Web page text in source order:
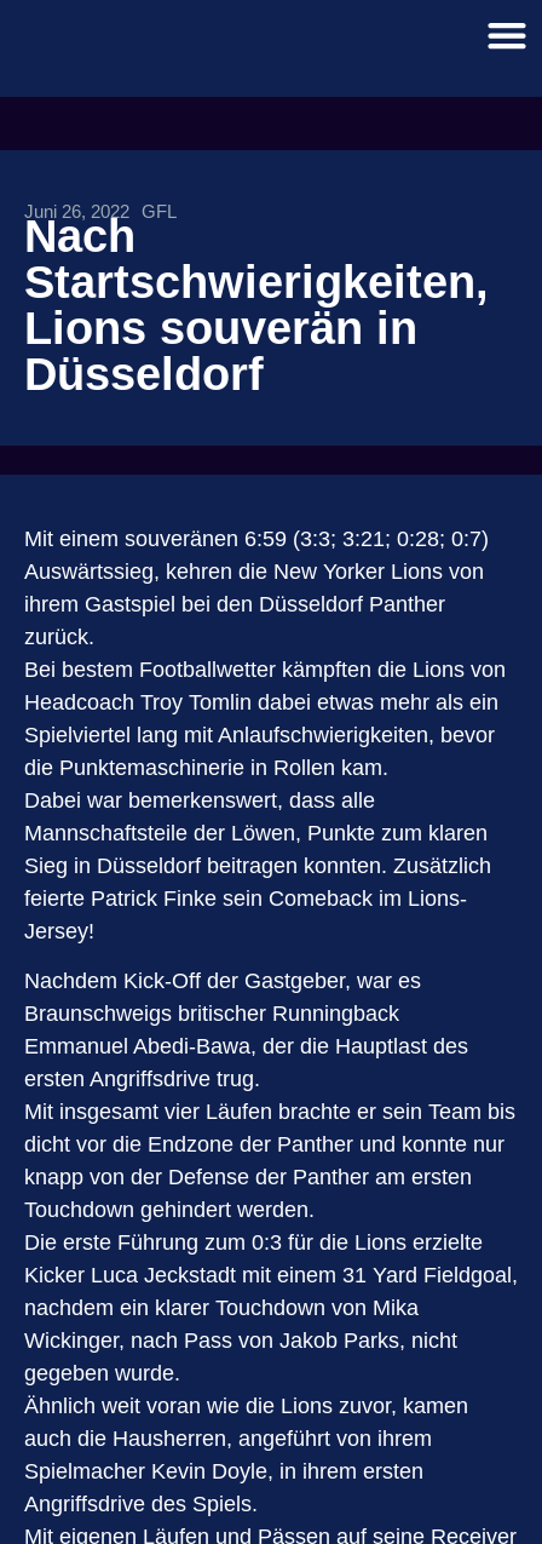
Juni 26, 2022 GFL
Nach
Startschwierigkeiten,
Lions souverän in
Düsseldorf
Mit einem souveränen 6:59 (3:3; 3:21; 0:28; 0:7)
Auswärtssieg, kehren die New Yorker Lions von
ihrem Gastspiel bei den Düsseldorf Panther
zurück.
Bei bestem Footballwetter kämpften die Lions von
Headcoach Troy Tomlin dabei etwas mehr als ein
Spielviertel lang mit Anlaufschwierigkeiten, bevor
die Punktemaschinerie in Rollen kam.
Dabei war bemerkenswert, dass alle
Mannschaftsteile der Löwen, Punkte zum klaren
Sieg in Düsseldorf beitragen konnten. Zusätzlich
feierte Patrick Finke sein Comeback im Lions-
Jersey!
Nachdem Kick-Off der Gastgeber, war es
Braunschweigs britischer Runningback
Emmanuel Abedi-Bawa, der die Hauptlast des
ersten Angriffsdrive trug.
Mit insgesamt vier Läufen brachte er sein Team bis
dicht vor die Endzone der Panther und konnte nur
knapp von der Defense der Panther am ersten
Touchdown gehindert werden.
Die erste Führung zum 0:3 für die Lions erzielte
Kicker Luca Jeckstadt mit einem 31 Yard Fieldgoal,
nachdem ein klarer Touchdown von Mika
Wickinger, nach Pass von Jakob Parks, nicht
gegeben wurde.
Ähnlich weit voran wie die Lions zuvor, kamen
auch die Hausherren, angeführt von ihrem
Spielmacher Kevin Doyle, in ihrem ersten
Angriffsdrive des Spiels.
Mit eigenen Läufen und Pässen auf seine Receiver